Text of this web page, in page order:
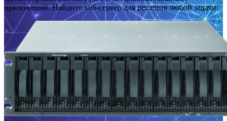
приложений. Найдите x86-сервер для решения любой задачи.